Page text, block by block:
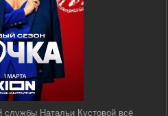
службы Натальи Кустовой всё